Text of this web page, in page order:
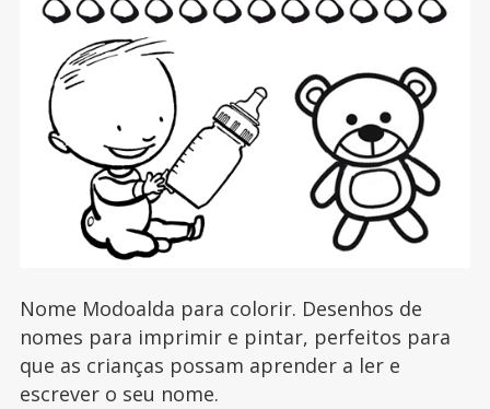
Nome Modoalda para colorir. Desenhos de
nomes para imprimir e pintar, perfeitos para
que as crianças possam aprender a ler e
escrever o seu nome.